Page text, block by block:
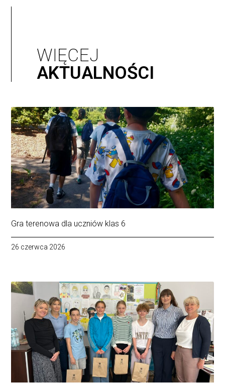
WIĘCEJ
AKTUALNOŚCI
Gra terenowa dla uczniów klas 6
26 czerwca 2026